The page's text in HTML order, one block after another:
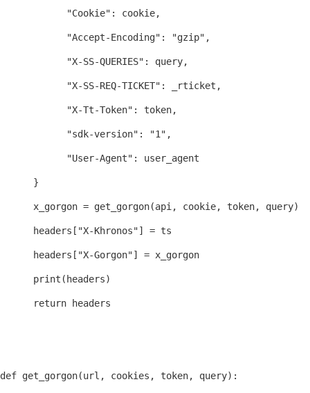
"Cookie": cookie,
"Accept-Encoding": "gzip",
"X-SS-QUERIES": query,
"X-SS-REQ-TICKET": _rticket,
"X-Tt-Token": token,
"sdk-version": "1",
"User-Agent": user_agent
}
x_gorgon = get_gorgon(api, cookie, token, query)
headers["X-Khronos"] = ts
headers["X-Gorgon"] = x_gorgon
print(headers)
return headers
def get_gorgon(url, cookies, token, query):